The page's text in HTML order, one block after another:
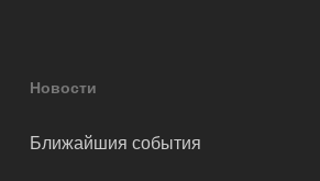
Новости
Ближайшия события